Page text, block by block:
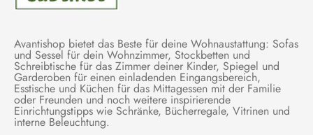
Avantishop bietet das Beste für deine Wohnaustattung: Sofas
und Sessel für dein Wohnzimmer, Stockbetten und
Schreibtische für das Zimmer deiner Kinder, Spiegel und
Garderoben für einen einladenden Eingangsbereich,
Esstische und Küchen für das Mittagessen mit der Familie
oder Freunden und noch weitere inspirierende
Einrichtungstipps wie Schränke, Bücherregale, Vitrinen und
interne Beleuchtung.